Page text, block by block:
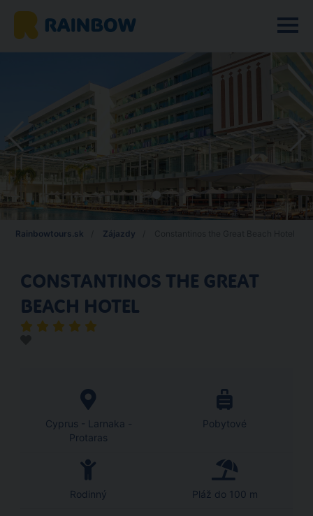
Rainbowtours.sk Zájazdy
CONSTANTINOS THE GREAT
BEACH HOTEL
Cyprus - Larnaka -
Protaras
Pobytové
Rodinný Pláž do 100 m